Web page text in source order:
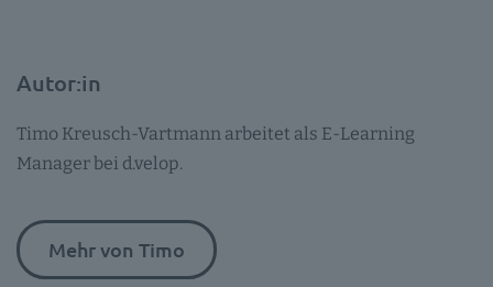
Autor:in
Timo Kreusch-Vartmann arbeitet als E-Learning
Manager bei d.velop.
Mehr von Timo